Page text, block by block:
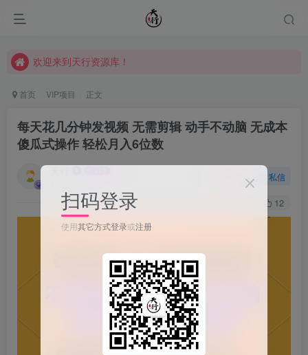
欢迎来到天行资源库！
首页 VIP项目 正文
每天花几分钟发视频 无需剪辑 动手不动脑 无成本
傻瓜式操作 轻松月入6位数
私信
12
扫码登录
使用其它方式登录或注册